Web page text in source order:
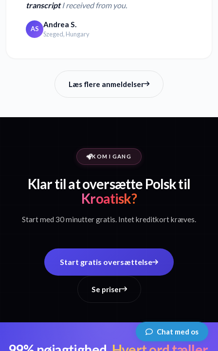
transcriptI received from you.
AS Andrea S.
Szeged, Hungary
Læs flere anmeldelser
KOM I GANG
Klar til at oversætte Polsk til
Kroatisk?
Start med 30 minutter gratis. Intet kreditkort kræves.
Start gratis oversættelse
Se priser
Chat med os